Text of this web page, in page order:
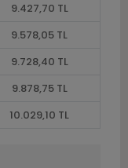
9.427,70 TL
9.578,05 TL
9.728,40 TL
9.878,75 TL
10.029,10 TL